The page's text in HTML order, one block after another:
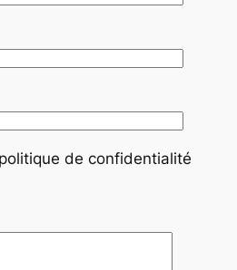
de confidentialité